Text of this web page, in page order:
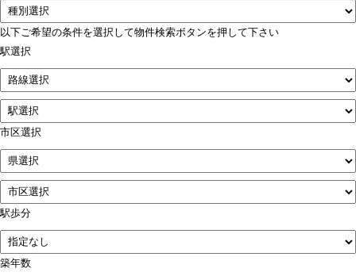
以下ご希望の条件を選択して物件検索ボタンを押して下さい
駅選択
市区選択
駅歩分
築年数